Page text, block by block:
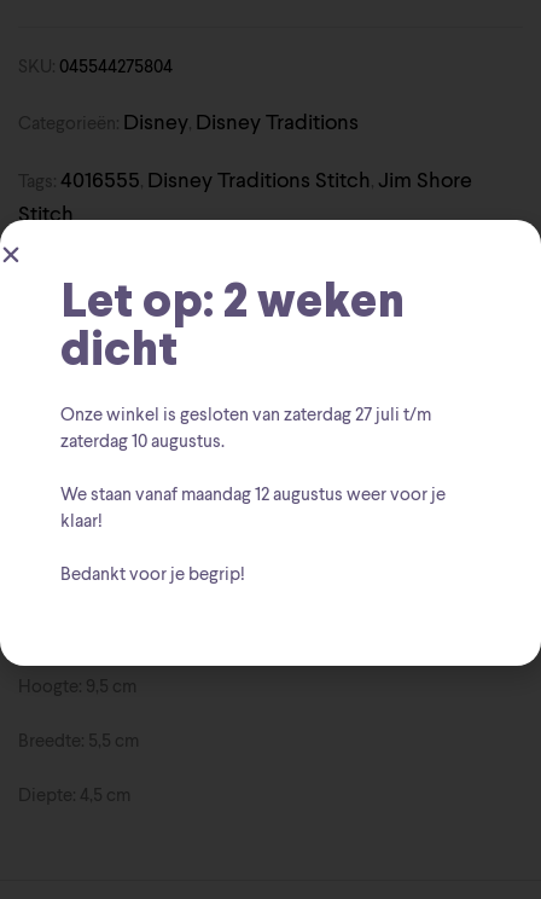
SKU: 045544275804
Categorieën: Disney Disney Traditions
Tags: 4016555 Disney Traditions Stitch Jim Shore
Stitch
ontworpen door Jim Shore voor de Disney Traditions collectie.
Hoogte: 9,5 cm
Breedte: 5,5 cm
Diepte: 4,5 cm
Let op: 2 weken
dicht
Onze winkel is gesloten van zaterdag27 juli t/m
zaterdag 10 augustus.
We staan vanaf maandag 12 augustus weer voor je
klaar!
Bedankt voor je begrip!